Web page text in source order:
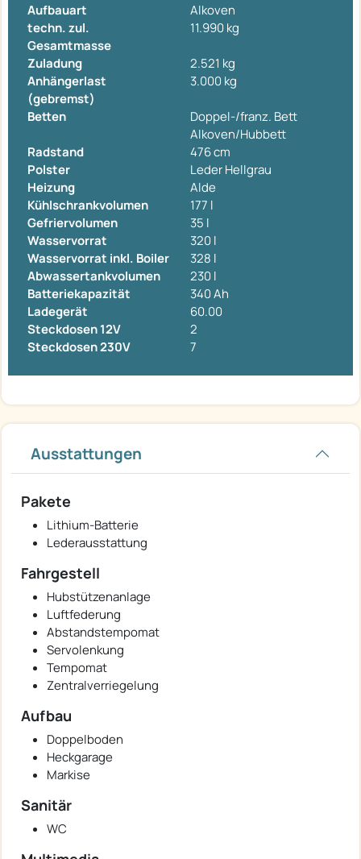
Aufbauart
Alkoven
techn. zul.
Gesamtmasse
11.990 kg
Zuladung
2.521 kg
Anhängerlast
(gebremst)
3.000 kg
Betten
Doppel-/franz. Bett
Alkoven/Hubbett
Radstand
476 cm
Polster
Leder Hellgrau
Heizung
Alde
Kühlschrankvolumen
177 l
Gefriervolumen
35 l
Wasservorrat
320 l
Wasservorrat inkl. Boiler
328 l
Abwassertankvolumen
230 l
Batteriekapazität
340 Ah
Ladegerät
60.00
Steckdosen 12V
2
Steckdosen 230V
7
Ausstattungen
Pakete
Lithium-Batterie
Lederausstattung
Fahrgestell
Hubstützenanlage
Luftfederung
Abstandstempomat
Servolenkung
Tempomat
Zentralverriegelung
Aufbau
Doppelboden
Heckgarage
Markise
Sanitär
WC